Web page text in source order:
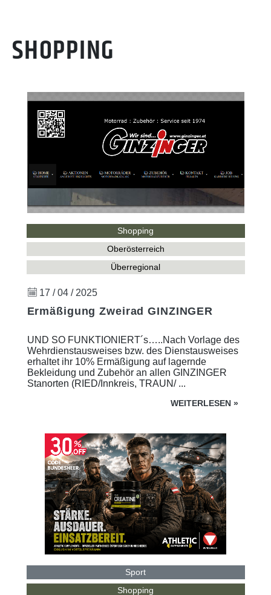
SHOPPING
Shopping
Oberösterreich
Überregional
17 / 04 / 2025
Ermäßigung Zweirad GINZINGER
UND SO FUNKTIONIERT´s…..Nach Vorlage des
Wehrdienstausweises bzw. des Dienstausweises
erhaltet ihr 10% Ermäßigung auf lagernde
Bekleidung und Zubehör an allen GINZINGER
Stanorten (RIED/Innkreis, TRAUN/ ...
WEITERLESEN »
Sport
Shopping